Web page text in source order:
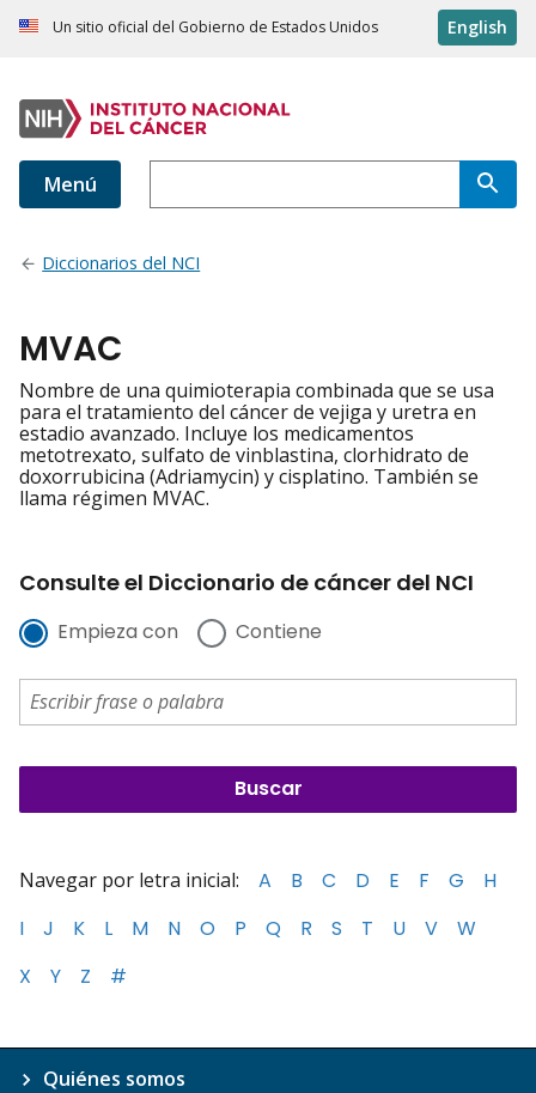
Un sitio oficial del Gobierno de Estados Unidos English
Menú
Diccionarios del NCI
MVAC
Nombre de una quimioterapia combinada que se usa
para el tratamiento del cáncer de vejiga y uretra en
estadio avanzado. Incluye los medicamentos
metotrexato, sulfato de vinblastina, clorhidrato de
doxorrubicina (Adriamycin) y cisplatino. También se
llama régimen MVAC.
Consulte el Diccionario de cáncer del NCI
Empieza con Contiene
Navegar por letra inicial: A B C D E F G
H
I
J K L M N O P Q R S T U V
W
X
Y Z #
Quiénes somos